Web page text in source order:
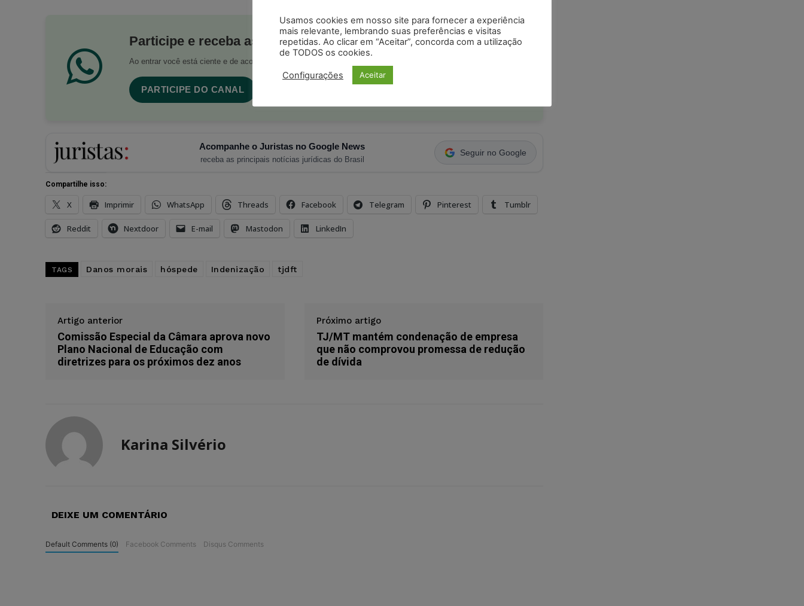
Participe e receba as postagens diárias do Portal Juristas.
Ao entrar você está ciente e de acordo com os
PARTICIPE DO CANAL
Acompanhe o Juristas no Google News
receba as principais notícias jurídicas do Brasil
Seguir no Google
Compartilhe isso:
X Imprimir WhatsApp Threads Facebook Telegram Pinterest Tumblr
Reddit Nextdoor E-mail Mastodon LinkedIn
TAGS Danos morais hóspede Indenização tjdft
Artigo anterior
Comissão Especial da Câmara aprova novo
Plano Nacional de Educação com
diretrizes para os próximos dez anos
Próximo artigo
TJ/MT mantém condenação de empresa
que não comprovou promessa de redução
de dívida
Karina Silvério
DEIXE UM COMENTÁRIO
Default Comments (0) Facebook Comments Disqus Comments
Usamos cookies em nosso site para fornecer a experiência
mais relevante, lembrando suas preferências e visitas
repetidas. Ao clicar em “Aceitar”, concorda com a utilização
de TODOS os cookies.
Configurações Aceitar